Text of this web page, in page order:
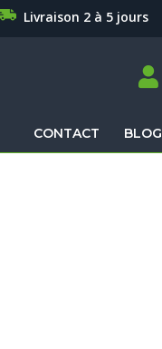
Livraison 2 à 5 jours

CONTACT BLOG